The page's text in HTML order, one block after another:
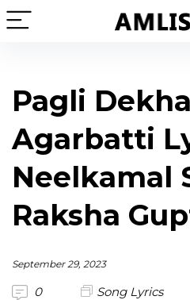
Pagli
Agarbatti
Neelkamal
Raksha
September 29, 2023
0 Song Lyrics